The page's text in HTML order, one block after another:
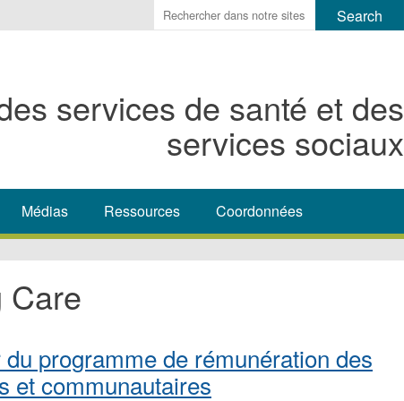
Enter
the
to
search
for.
services de santé et des
services sociaux
Médias Ressources Coordonnées
Care
programme de rémunération des
et communautaires